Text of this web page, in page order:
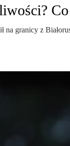
granicy z